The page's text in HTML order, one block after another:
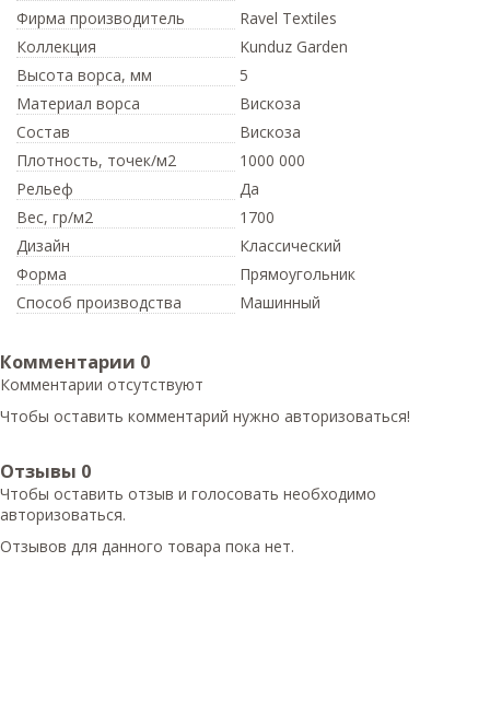
Фирма производитель
Ravel Textiles
Коллекция
Kunduz Garden
Высота ворса, мм
5
Материал ворса
Вискоза
Состав
Вискоза
Плотность, точек/м2
1000 000
Рельеф
Да
Вес, гр/м2
1700
Дизайн
Классический
Форма
Прямоугольник
Способ производства
Машинный
Комментарии 0
Комментарии отсутствуют
Чтобы оставить комментарий нужно авторизоваться!
Отзывы 0
Чтобы оcтавить отзыв и голосовать необходимо
авторизоваться.
Отзывов для данного товара пока нет.